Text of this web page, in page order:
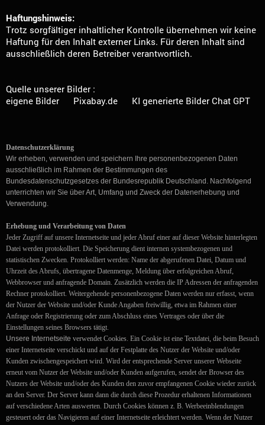
Haftungshinweis:
Trotz sorgfältiger inhaltlicher Kontrolle übernehmen wir keine
Haftung für den Inhalt externer Links. Für deren Inhalt sind
ausschließlich deren Betreiber verantwortlich.
Quelle unserer Bilder :
eigene Bilder Pixabay.de KI generierte Bilder Chat GPT
Datenschutzerklärung
Wir erheben, verwenden und speichern Ihre personenbezogenen Daten
ausschließlich im Rahmen der Bestimmungen des
Bundesdatenschutzgesetzes der Bundesrepublik Deutschland. Nachfolgend
unterrichten wir Sie über Art, Umfang und Zweck der Datenerhebung und
Verwendung.
Erhebung und Verarbeitung von Daten
Jeder Zugriff auf unsere Internetseite und jeder Abruf einer auf dieser Website hinterlegten
Datei werden protokolliert. Die Speicherung dient internen systembezogenen und
statistischen Zwecken. Protokolliert werden: Name der abgerufenen Datei, Datum und
Uhrzeit des Abrufs, übertragene Datenmenge, Meldung über erfolgreichen Abruf,
Webbrowser und anfragende Domain. Zusätzlich werden die IP Adressen der anfragenden
Rechner protokolliert. Weitergehende personenbezogene Daten werden nur erfasst, wenn
der Nutzer der Website und/oder Kunde Angaben freiwillig, etwa im Rahmen einer
Anfrage oder Registrierung oder zum Abschluss eines Vertrages oder über die
Einstellungen seines Browsers tätigt.
Unsere Internetseite verwendet Cookies. Ein Cookie ist eine Textdatei, die beim Besuch
einer Internetseite verschickt und auf der Festplatte des Nutzer der Website und/oder
Kunden zwischengespeichert wird. Wird der entsprechende Server unserer Webseite
erneut vom Nutzer der Website und/oder Kunden aufgerufen, sendet der Browser des
Nutzers der Website und/oder des Kunden den zuvor empfangenen Cookie wieder zurück
an den Server. Der Server kann dann die durch diese Prozedur erhaltenen Informationen
auf verschiedene Arten auswerten. Durch Cookies können z. B. Werbeeinblendungen
gesteuert oder das Navigieren auf einer Internetseite erleichtert werden. Wenn der Nutzer